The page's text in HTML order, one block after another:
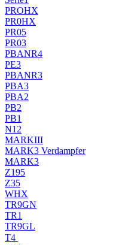
PROHX
PR0HX
PR05
PR03
PBANR4
PE3
PBANR3
PBA3
PBA2
PB2
PB1
N12
MARKIII
MARK3 Verdampfer
MARK3
Z195
Z35
WHX
TR9GN
TR1
TR9GL
T4